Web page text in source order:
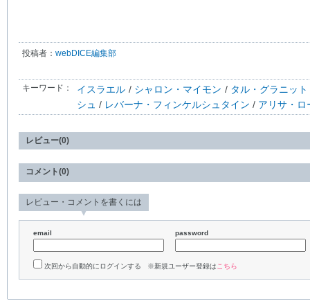
投稿者： webDICE編集部
キーワード： イスラエル / シャロン・マイモン / タル・グラニット
シュ / レバーナ・フィンケルシュタイン / アリサ・ロ
レビュー(0)
コメント(0)
レビュー・コメントを書くには
email password
次回から自動的にログインする ※新規ユーザー登録は こちら